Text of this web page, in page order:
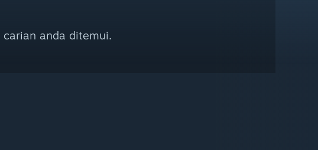
anda ditemui.